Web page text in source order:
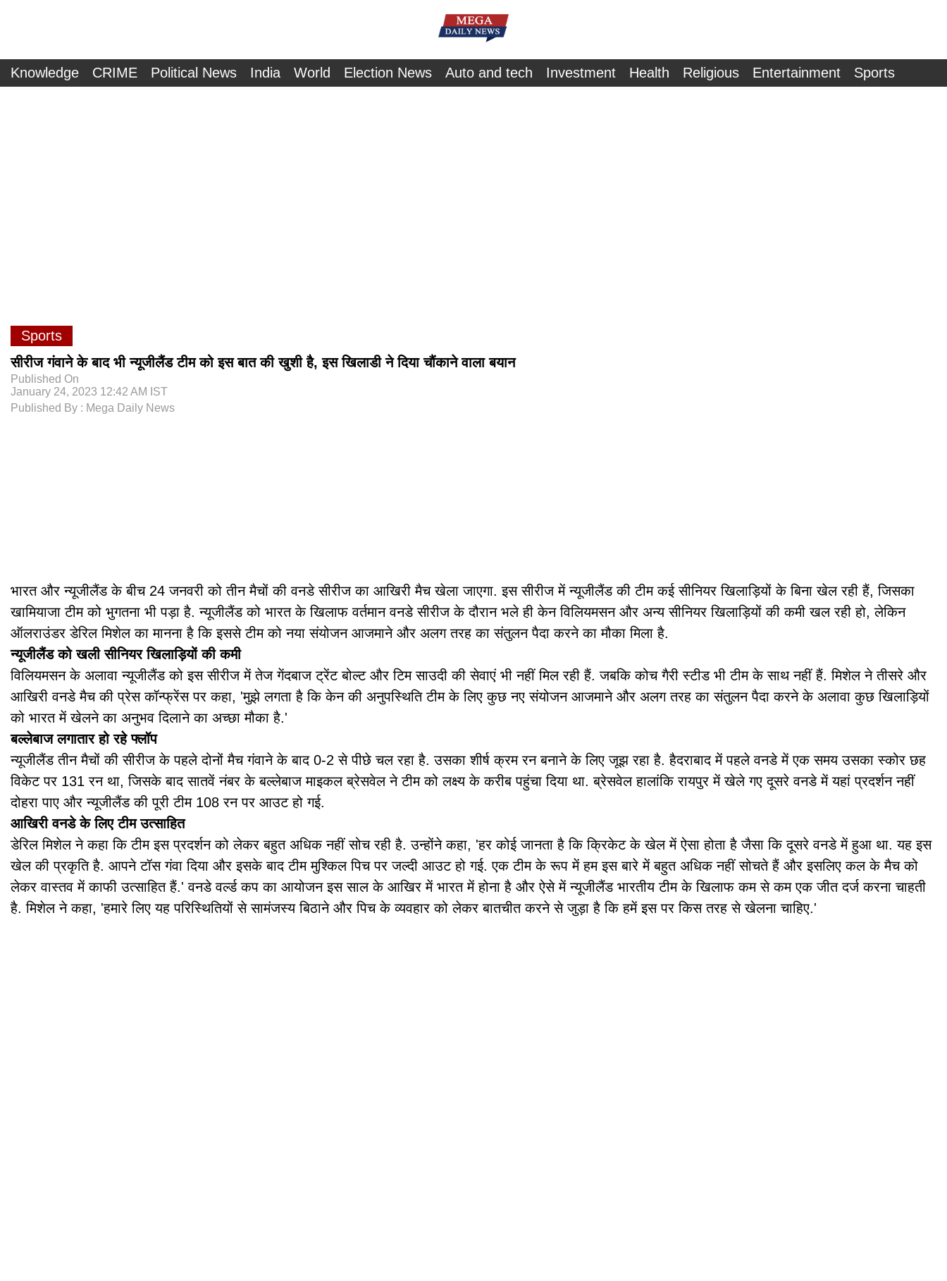
Knowledge CRIME Political News India World Election News Auto and tech Investment Health Religious Entertainment Sports
Sports
सीरीज गंवाने के बाद भी न्यूजीलैंड टीम को इस बात की खुशी है, इस खिलाडी ने दिया चौंकाने वाला बयान
Published On
January 24, 2023 12:42 AM IST
Published By : Mega Daily News
भारत और न्यूजीलैंड के बीच 24 जनवरी को तीन मैचों की वनडे सीरीज का आखिरी मैच खेला जाएगा. इस सीरीज में न्यूजीलैंड की टीम कई सीनियर खिलाड़ियों के बिना खेल रही हैं, जिसका
खामियाजा टीम को भुगतना भी पड़ा है. न्यूजीलैंड को भारत के खिलाफ वर्तमान वनडे सीरीज के दौरान भले ही केन विलियमसन और अन्य सीनियर खिलाड़ियों की कमी खल रही हो, लेकिन
ऑलराउंडर डेरिल मिशेल का मानना है कि इससे टीम को नया संयोजन आजमाने और अलग तरह का संतुलन पैदा करने का मौका मिला है.
न्यूजीलैंड को खली सीनियर खिलाड़ियों की कमी
विलियमसन के अलावा न्यूजीलैंड को इस सीरीज में तेज गेंदबाज ट्रेंट बोल्ट और टिम साउदी की सेवाएं भी नहीं मिल रही हैं. जबकि कोच गैरी स्टीड भी टीम के साथ नहीं हैं. मिशेल ने तीसरे और
आखिरी वनडे मैच की प्रेस कॉन्फ्रेंस पर कहा, 'मुझे लगता है कि केन की अनुपस्थिति टीम के लिए कुछ नए संयोजन आजमाने और अलग तरह का संतुलन पैदा करने के अलावा कुछ खिलाड़ियों
को भारत में खेलने का अनुभव दिलाने का अच्छा मौका है.'
बल्लेबाज लगातार हो रहे फ्लॉप
न्यूजीलैंड तीन मैचों की सीरीज के पहले दोनों मैच गंवाने के बाद 0-2 से पीछे चल रहा है. उसका शीर्ष क्रम रन बनाने के लिए जूझ रहा है. हैदराबाद में पहले वनडे में एक समय उसका स्कोर छह
विकेट पर 131 रन था, जिसके बाद सातवें नंबर के बल्लेबाज माइकल ब्रेसवेल ने टीम को लक्ष्य के करीब पहुंचा दिया था. ब्रेसवेल हालांकि रायपुर में खेले गए दूसरे वनडे में यहां प्रदर्शन नहीं
दोहरा पाए और न्यूजीलैंड की पूरी टीम 108 रन पर आउट हो गई.
आखिरी वनडे के लिए टीम उत्साहित
डेरिल मिशेल ने कहा कि टीम इस प्रदर्शन को लेकर बहुत अधिक नहीं सोच रही है. उन्होंने कहा, 'हर कोई जानता है कि क्रिकेट के खेल में ऐसा होता है जैसा कि दूसरे वनडे में हुआ था. यह इस
खेल की प्रकृति है. आपने टॉस गंवा दिया और इसके बाद टीम मुश्किल पिच पर जल्दी आउट हो गई. एक टीम के रूप में हम इस बारे में बहुत अधिक नहीं सोचते हैं और इसलिए कल के मैच को
लेकर वास्तव में काफी उत्साहित हैं.' वनडे वर्ल्ड कप का आयोजन इस साल के आखिर में भारत में होना है और ऐसे में न्यूजीलैंड भारतीय टीम के खिलाफ कम से कम एक जीत दर्ज करना चाहती
है. मिशेल ने कहा, 'हमारे लिए यह परिस्थितियों से सामंजस्य बिठाने और पिच के व्यवहार को लेकर बातचीत करने से जुड़ा है कि हमें इस पर किस तरह से खेलना चाहिए.'